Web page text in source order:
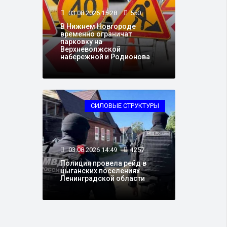
03.08.2026 15:28 550
В Нижнем Новгороде
временно ограничат
парковку на
Верхневолжской
набережной и Родионова
СИЛОВЫЕ СТРУКТУРЫ
03.08.2026 14:49 1257
Полиция провела рейд в
цыганских поселениях
Ленинградской области